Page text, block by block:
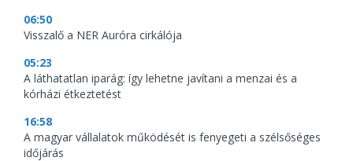
06:50
Visszalő a NER Auróra cirkálója
05:23
A láthatatlan iparág: így lehetne javítani a menzai és a
kórházi étkeztetést
16:58
A magyar vállalatok működését is fenyegeti a szélsőséges
időjárás